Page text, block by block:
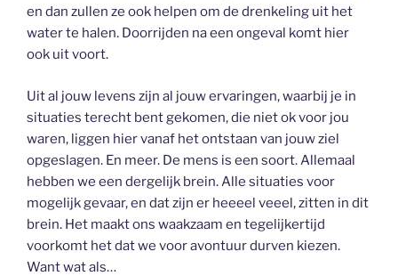
en dan zullen ze ook helpen om de drenkeling uit het
water te halen. Doorrijden na een ongeval komt hier
ook uit voort.
Uit al jouw levens zijn al jouw ervaringen, waarbij je in
situaties terecht bent gekomen, die niet ok voor jou
waren, liggen hier vanaf het ontstaan van jouw ziel
opgeslagen. En meer. De mens is een soort. Allemaal
hebben we een dergelijk brein. Alle situaties voor
mogelijk gevaar, en dat zijn er heeeel veeel, zitten in dit
brein. Het maakt ons waakzaam en tegelijkertijd
voorkomt het dat we voor avontuur durven kiezen.
Want wat als…